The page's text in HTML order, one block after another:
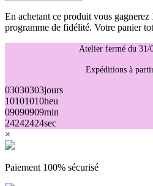
En achetant ce produit vous gagnerez
programme de fidélité. Votre panier
Atelier fermé du 31/
Expéditions à
03030303jours
10101010heu
09090909min
24242424sec
×
Paiement 100% sécurisé